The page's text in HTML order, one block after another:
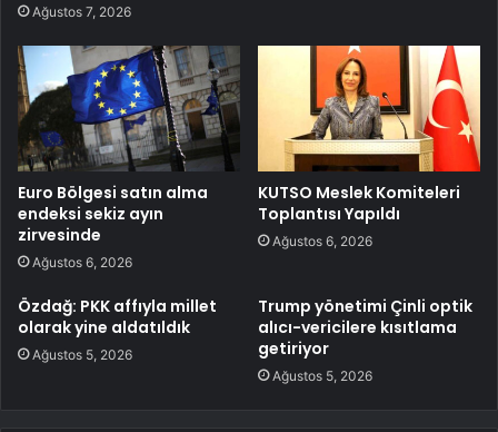
Ağustos 7, 2026
Euro Bölgesi satın alma
endeksi sekiz ayın
zirvesinde
Ağustos 6, 2026
KUTSO Meslek Komiteleri
Toplantısı Yapıldı
Ağustos 6, 2026
Özdağ: PKK affıyla millet
olarak yine aldatıldık
Ağustos 5, 2026
Trump yönetimi Çinli optik
alıcı-vericilere kısıtlama
getiriyor
Ağustos 5, 2026